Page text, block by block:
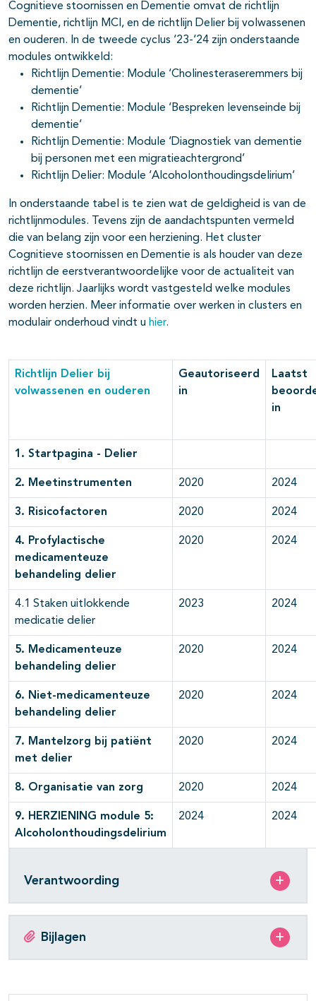
Cognitieve stoornissen en Dementie omvat de richtlijn
Dementie, richtlijn MCI, en de richtlijn Delier bij volwassenen
en ouderen. In de tweede cyclus ‘23-‘24 zijn onderstaande
modules ontwikkeld:
Richtlijn Dementie: Module ‘Cholinesteraseremmers bij
dementie’
Richtlijn Dementie: Module ‘Bespreken levenseinde bij
dementie’
Richtlijn Dementie: Module ‘Diagnostiek van dementie
bij personen met een migratieachtergrond’
Richtlijn Delier: Module ‘Alcoholonthoudingsdelirium’
In onderstaande tabel is te zien wat de geldigheid is van de
richtlijnmodules. Tevens zijn de aandachtspunten vermeld
die van belang zijn voor een herziening. Het cluster
Cognitieve stoornissen en Dementie is als houder van deze
richtlijn de eerstverantwoordelijke voor de actualiteit van
deze richtlijn. Jaarlijks wordt vastgesteld welke modules
worden herzien. Meer informatie over werken in clusters en
modulair onderhoud vindt u hier.
Richtlijn Delier bij
volwassenen en ouderen
Geautoriseerd
in
Laatst
in
1. Startpagina - Delier
2. Meetinstrumenten 2020 2024
3. Risicofactoren 2020 2024
4. Profylactische
medicamenteuze
behandeling delier
2020 2024
4.1 Staken uitlokkende
medicatie delier
2023 2024
5. Medicamenteuze
behandeling delier
2020 2024
6. Niet-medicamenteuze
behandeling delier
2020 2024
7. Mantelzorg bij patiënt
met delier
2020 2024
8. Organisatie van zorg 2020 2024
9. HERZIENING module 5:
Alcoholonthoudingsdelirium
2024 2024
Verantwoording
Bijlagen